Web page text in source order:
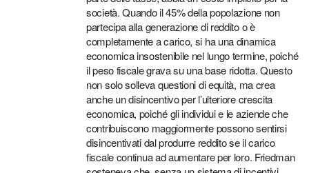
società. Quando il 45% della popolazione non
partecipa alla generazione di reddito o è
completamente a carico, si ha una dinamica
economica insostenibile nel lungo termine, poiché
il peso fiscale grava su una base ridotta. Questo
non solo solleva questioni di equità, ma crea
anche un disincentivo per l’ulteriore crescita
economica, poiché gli individui e le aziende che
contribuiscono maggiormente possono sentirsi
disincentivati dal produrre reddito se il carico
fiscale continua ad aumentare per loro. Friedman